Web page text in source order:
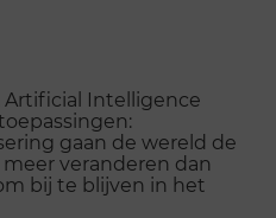
Artificial Intelligence
gaan de wereld de
veranderen dan
bij te blijven in het